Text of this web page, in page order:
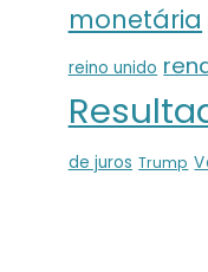
monetária
reino unido
de juros Trump